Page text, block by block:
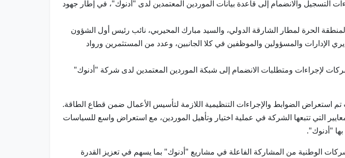
والانضمام إلى قاعدة بيانات الموردين المعتمدين لدى "أدنوك"، في إطار جهود
الحرة لمطار الشارقة الدولي، والسيد مبارك المحيربي، نائب رئيس أول الشؤون
الإدارات والمسؤولين والموظفين في كلا الجانبين، وعدد من المستثمرين ورواد
لإجراءات ومتطلبات الانضمام إلى شبكة الموردين المعتمدين لدى شركة "أدنوك"
استعراض الضوابط والإجراءات التنظيمية اللازمة لتأسيس الأعمال ضمن قطاع الطاقة.
التي تتبعها الشركة في عملية اختيار وتأهيل الموردين، مع استعراض واسع للسياسات
"أدنوك".
الوطنية من المشاركة الفاعلة في مشاريع "أدنوك" بما يسهم في تعزيز القدرة